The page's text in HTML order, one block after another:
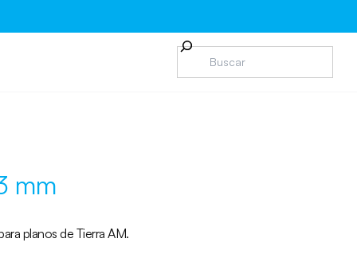
mm
planos de Tierra AM.